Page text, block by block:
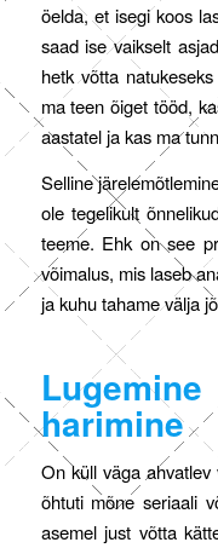
öelda, et isegi koos
saad ise vaikselt
hetk võtta
ma teen õiget tööd,
aastatel ja kas ma
Selline
ole tegelikult
teeme. Ehk on see
võimalus, mis laseb
ja kuhu tahame välja
harimine
On küll väga ahvatlev
õhtuti mõne seriaali
asemel just võtta